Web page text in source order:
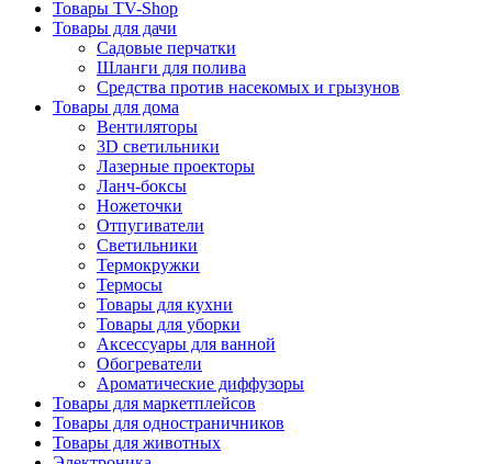
Товары TV-Shop
Товары для дачи
Садовые перчатки
Шланги для полива
Средства против насекомых и грызунов
Товары для дома
Вентиляторы
3D светильники
Лазерные проекторы
Ланч-боксы
Ножеточки
Отпугиватели
Светильники
Термокружки
Термосы
Товары для кухни
Товары для уборки
Аксессуары для ванной
Обогреватели
Ароматические диффузоры
Товары для маркетплейсов
Товары для одностраничников
Товары для животных